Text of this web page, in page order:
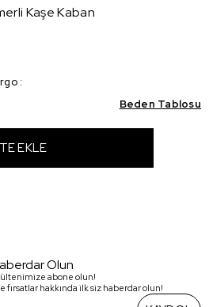
Kaşe Kaban
:
Beden Tablosu
Olun
abone olun!
fırsatlar hakkında ilk siz haberdar olun!